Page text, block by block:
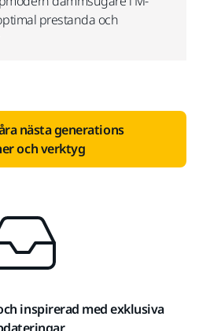
prestanda och
nästa generations
och verktyg
inspirerad med exklusiva